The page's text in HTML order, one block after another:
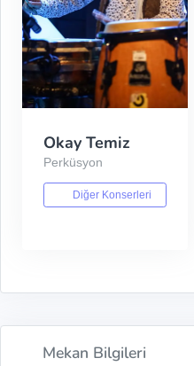
Okay Temiz
Perküsyon
Diğer Konserleri
Mekan Bilgileri